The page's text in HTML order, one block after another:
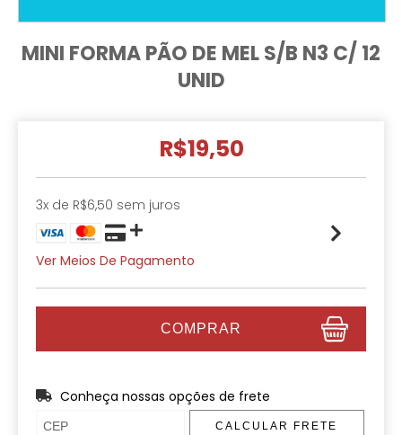
MINI FORMA PÃO DE MEL S/B N3 C/ 12
UNID
R$19,50
3x de R$6,50 sem juros
Ver Meios De Pagamento
Conheça nossas opções de frete
CALCULAR FRETE